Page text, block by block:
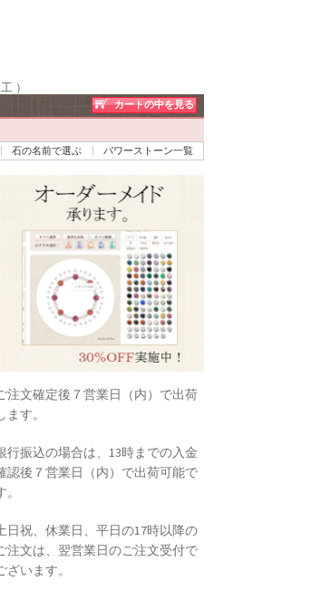
）
カートの中を見る
石の名前で選ぶ パワーストーン一覧
注文確定後７営業日（内）で出荷
ます。
行振込の場合は、13時までの入金
認後７営業日（内）で出荷可能で
。
日祝、休業日、平日の17時以降の
注文は、翌営業日のご注文受付で
ざいます。